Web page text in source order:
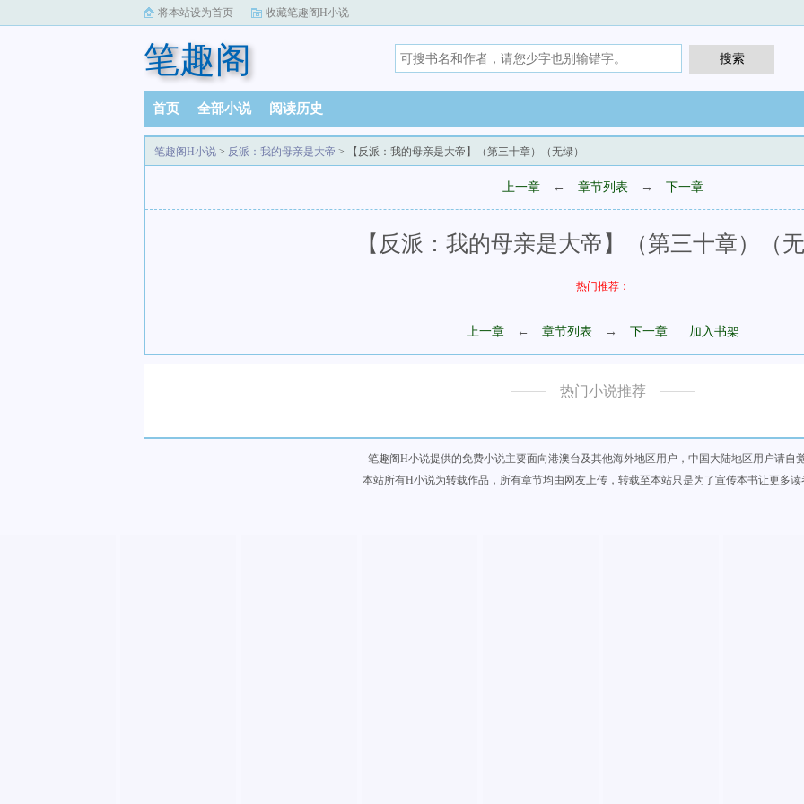
将本站设为首页 收藏笔趣阁H小说
笔趣阁
首页 全部小说 阅读历史
笔趣阁H小说 > 反派：我的母亲是大帝 > 【反派：我的母亲是大帝】（第三十章）（无绿）
上一章 ← 章节列表 → 下一章
【反派：我的母亲是大帝】（第三十章）（
热门推荐：
上一章 ← 章节列表 → 下一章 加入书架
热门小说推荐
笔趣阁H小说提供的免费小说主要面向港澳台及其他海外地区用户，中国大陆地区用户请自
本站所有H小说为转载作品，所有章节均由网友上传，转载至本站只是为了宣传本书让更多读